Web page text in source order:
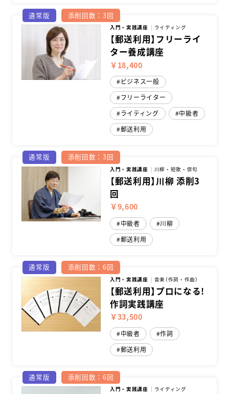
通常版 添削回数：3回
入門・実践講座 ライティング
【郵送利用】フリーライ
ター養成講座
￥18,400
ビジネス一般
フリーライター
ライティング
中級者
郵送利用
通常版 添削回数：3回
入門・実践講座 川柳・短歌・俳句
【郵送利用】川柳 添削3
回
￥9,600
中級者
川柳
郵送利用
通常版 添削回数：6回
入門・実践講座 音楽（作詞・作曲）
【郵送利用】プロになる!
作詞実践講座
￥33,500
中級者
作詞
郵送利用
通常版 添削回数：6回
入門・実践講座 ライティング